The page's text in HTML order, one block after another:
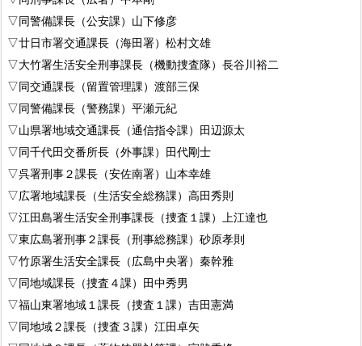
▽同警備課長（公安課）山下修彦
▽廿日市署交通課長（海田署）松村文雄
▽大竹署生活安全刑事課長（機動捜査隊）長谷川裕二
▽同交通課長（留置管理課）渡部三保
▽同警備課長（警務課）平瀬元紀
▽山県署地域交通課長（通信指令課）田辺源太
▽同千代田交番所長（外事課）田代剛士
▽呉署刑事２課長（安佐南署）山本幸雄
▽広署地域課長（生活安全総務課）高田秀則
▽江田島署生活安全刑事課長（捜査１課）上江達也
▽東広島署刑事２課長（刑事総務課）砂原孝則
▽竹原署生活安全課長（広島中央署）秦幹雅
▽同地域課長（捜査４課）田中秀男
▽福山東署地域１課長（捜査１課）吉田憲満
▽同地域２課長（捜査３課）江田卓矢